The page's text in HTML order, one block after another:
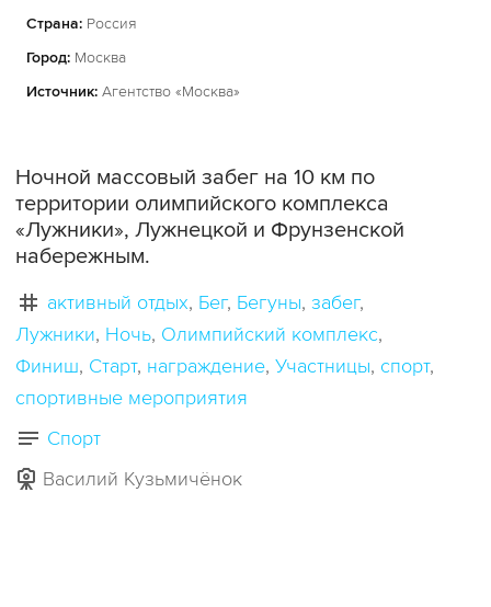
Страна: Россия
Город: Москва
Источник: Агентство «Москва»
Ночной массовый забег на 10 км по
территории олимпийского комплекса
«Лужники», Лужнецкой и Фрунзенской
набережным.
активный отдых Бег Бегуны забег
Лужники Ночь Олимпийский комплекс
Финиш Старт награждение Участницы спорт
спортивные мероприятия
Спорт
Василий Кузьмичёнок